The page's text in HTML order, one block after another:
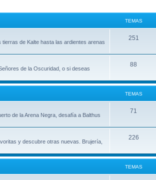
TEMAS
de Kalte hasta las ardientes arenas
251
de la Oscuridad, o si deseas
88
a
TEMAS
de la Arena Negra, desafía a Balthus
71
m
y descubre otras nuevas. Brujería,
226T
a
TEMAS